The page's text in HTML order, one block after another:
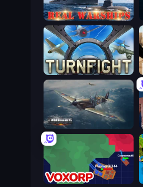
Real Warships
Turnfight
Dogfight
Voxorp